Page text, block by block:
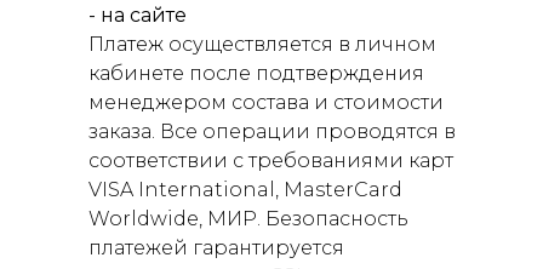
- на сайте
Платеж осуществляется в личном
кабинете после подтверждения
менеджером состава и стоимости
заказа. Все операции проводятся в
соответствии с требованиями карт
VISA International, MasterCard
Worldwide, МИР. Безопасность
платежей гарантируется